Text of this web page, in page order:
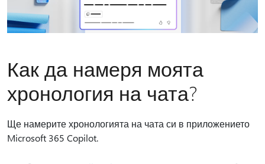
Как да намеря моята
хронология на чата?
Ще намерите хронологията на чата си в приложението
Microsoft 365 Copilot.